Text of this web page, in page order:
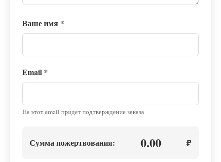
Ваше имя *
Email *
На этот email придет подтверждение заказа
Сумма пожертвования: 0.00 ₽